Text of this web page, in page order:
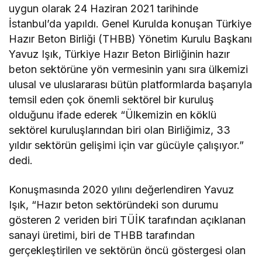
uygun olarak 24 Haziran 2021 tarihinde
İstanbul’da yapıldı. Genel Kurulda konuşan Türkiye
Hazır Beton Birliği (THBB) Yönetim Kurulu Başkanı
Yavuz Işık, Türkiye Hazır Beton Birliğinin hazır
beton sektörüne yön vermesinin yanı sıra ülkemizi
ulusal ve uluslararası bütün platformlarda başarıyla
temsil eden çok önemli sektörel bir kuruluş
olduğunu ifade ederek “Ülkemizin en köklü
sektörel kuruluşlarından biri olan Birliğimiz, 33
yıldır sektörün gelişimi için var gücüyle çalışıyor.”
dedi.
Konuşmasında 2020 yılını değerlendiren Yavuz
Işık, “Hazır beton sektöründeki son durumu
gösteren 2 veriden biri TÜİK tarafından açıklanan
sanayi üretimi, biri de THBB tarafından
gerçekleştirilen ve sektörün öncü göstergesi olan